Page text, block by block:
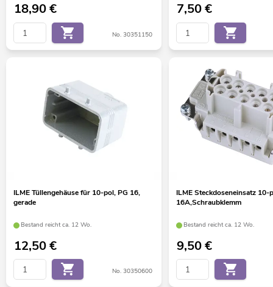
18,90€
No. 30351150
7,50€
ILME Tüllengehäuse für 10-pol, PG 16,
gerade
Bestand reicht ca. 12 Wo.
12,50€
No. 30350600
ILME Steckdoseneinsatz 10-
16A,Schraubklemm
Bestand reicht ca. 12 Wo.
9,50€